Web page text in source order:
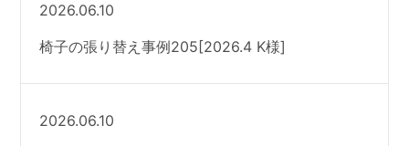
2026.06.10
椅子の張り替え事例205[2026.4 K様]
2026.06.10